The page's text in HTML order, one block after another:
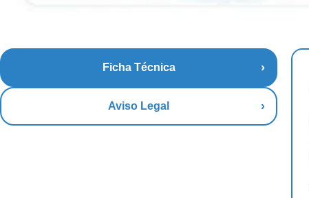
Ficha Técnica
Aviso Legal